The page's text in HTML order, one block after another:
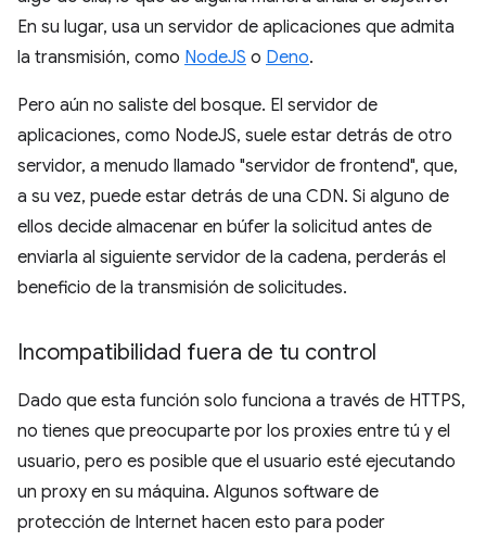
En su lugar, usa un servidor de aplicaciones que admita
la transmisión, como NodeJS o Deno.
Pero aún no saliste del bosque. El servidor de
aplicaciones, como NodeJS, suele estar detrás de otro
servidor, a menudo llamado "servidor de frontend", que,
a su vez, puede estar detrás de una CDN. Si alguno de
ellos decide almacenar en búfer la solicitud antes de
enviarla al siguiente servidor de la cadena, perderás el
beneficio de la transmisión de solicitudes.
Incompatibilidad fuera de tu control
Dado que esta función solo funciona a través de HTTPS,
no tienes que preocuparte por los proxies entre tú y el
usuario, pero es posible que el usuario esté ejecutando
un proxy en su máquina. Algunos software de
protección de Internet hacen esto para poder